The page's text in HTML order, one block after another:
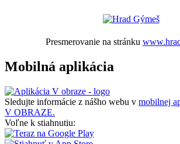
Presmerovanie na stránku
Mobilná aplikácia
Sledujte informácie z nášho webu v mobilnej
V OBRAZE.
Voľne k stiahnutiu: